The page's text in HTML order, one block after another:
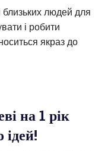
близьких людей для
і робити
якраз до
на 1 рік
ідей!